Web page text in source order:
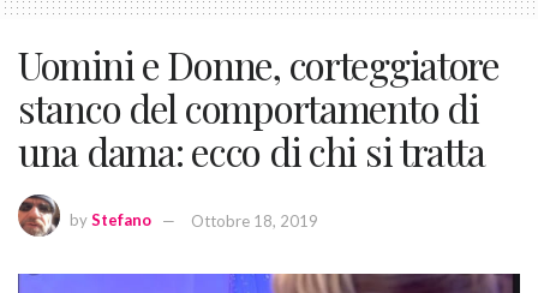
Uomini e Donne, corteggiatore
stanco del comportamento di
una dama: ecco di chi si tratta
byStefano Ottobre 18, 2019